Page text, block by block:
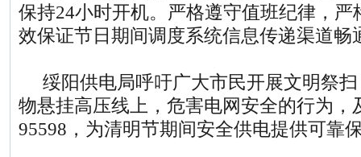
保持24小时开机。严格遵守值班纪律，
效保证节日期间调度系统信息传递渠道畅
绥阳供电局呼吁广大市民开展文明祭扫
物悬挂高压线上，危害电网安全的行为，
95598，为清明节期间安全供电提供可靠